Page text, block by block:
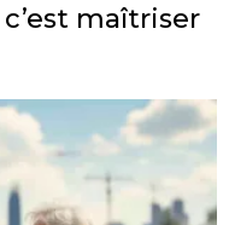
maîtriser